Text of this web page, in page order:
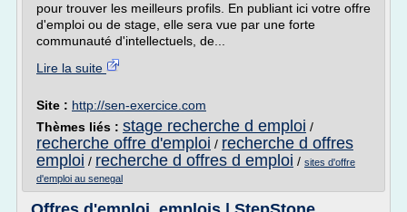
pour trouver les meilleurs profils. En publiant ici votre offre
d'emploi ou de stage, elle sera vue par une forte
communauté d'intellectuels, de...
Lire la suite
Site : http://sen-exercice.com
Thèmes liés : stage recherche d emploi /
recherche offre d'emploi / recherche d offres
emploi / recherche d offres d emploi / sites d'offre
d'emploi au senegal